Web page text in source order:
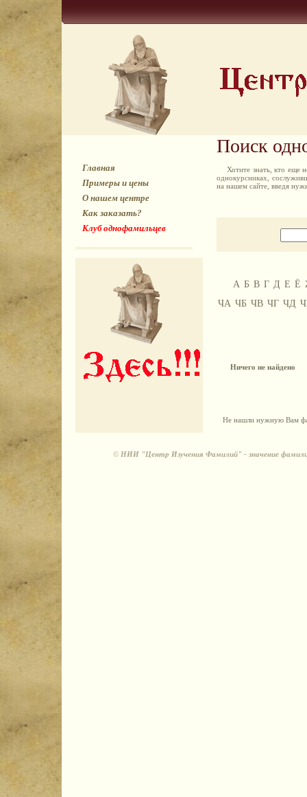
Главная
Примеры и цены
О нашем центре
Как заказать?
Клуб однофамильцев
Поиск
Хотите знать, кто еще
однокурсниках,
на нашем сайте, введя
А Б В Г Д Е Ё
ЧА ЧБ ЧВ ЧГ ЧД
Ничего не найдено
Не нашли нужную Вам
© НИИ "Центр Изучения Фамилий" - значение